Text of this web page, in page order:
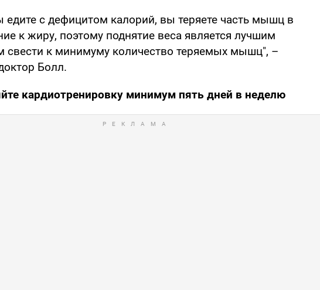
едите с дефицитом калорий, вы теряете часть мышц в
к жиру, поэтому поднятие веса является лучшим
свести к минимуму количество теряемых мышц", –
Болл.
кардиотренировку минимум пять дней в неделю